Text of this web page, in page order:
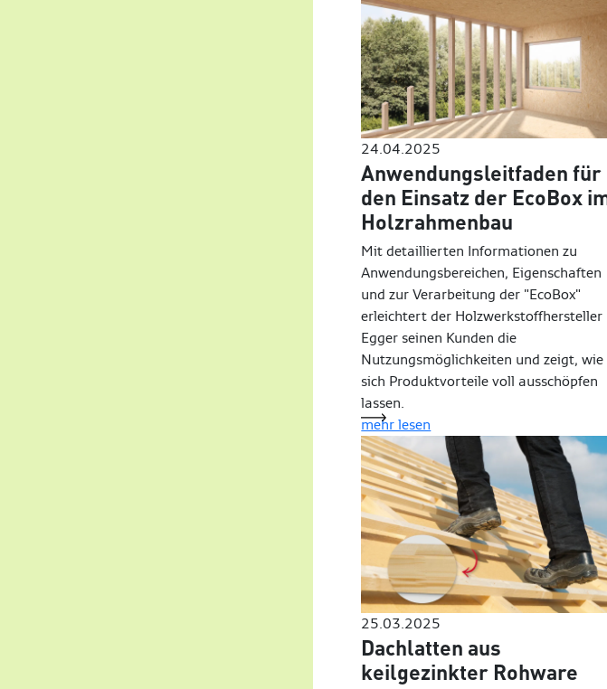
24.04.2025
Anwendungsleitfaden für
den Einsatz der EcoBox
Holzrahmenbau
Mit detaillierten Informationen zu
Anwendungsbereichen, Eigenschaften
und zur Verarbeitung der "EcoBox"
erleichtert der Holzwerkstoffhersteller
Egger seinen Kunden die
Nutzungsmöglichkeiten und zeigt, wie
sich Produktvorteile voll ausschöpfen
lassen.
mehr lesen
25.03.2025
Dachlatten aus
keilgezinkter Rohware